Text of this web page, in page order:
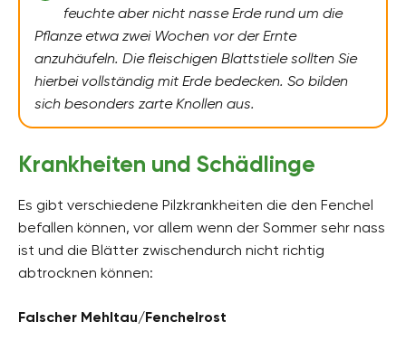
feuchte aber nicht nasse Erde rund um die
Pflanze etwa zwei Wochen vor der Ernte
anzuhäufeln. Die fleischigen Blattstiele sollten Sie
hierbei vollständig mit Erde bedecken. So bilden
sich besonders zarte Knollen aus.
Krankheiten und Schädlinge
Es gibt verschiedene Pilzkrankheiten die den Fenchel
befallen können, vor allem wenn der Sommer sehr nass
ist und die Blätter zwischendurch nicht richtig
abtrocknen können:
Falscher Mehltau/Fenchelrost